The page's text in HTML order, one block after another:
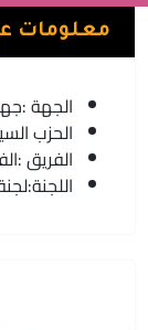
معلومات
الجهة :
الحزب
الفريق :
اللجنة: